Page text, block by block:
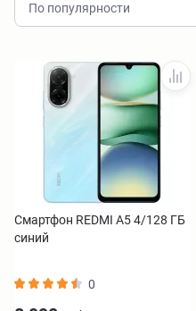
По популярности
Смартфон REDMI A5 4/128 ГБ
синий
0